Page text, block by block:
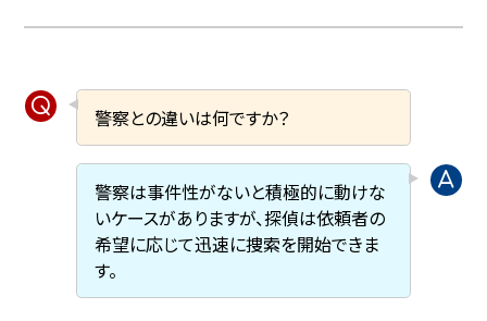
警察との違いは何ですか？
警察は事件性がないと積極的に動けな
いケースがありますが、探偵は依頼者の
希望に応じて迅速に捜索を開始できま
す。